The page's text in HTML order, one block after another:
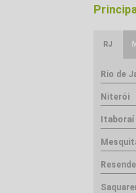
RJ
Rio de
Niterói
Itaboraí
Resende